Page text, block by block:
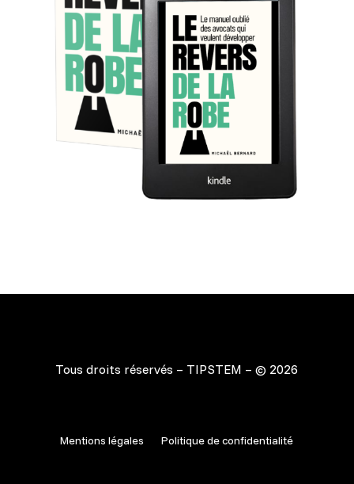
Tous droits réservés – TIPSTEM – © 2026
Mentions légales Politique de confidentialité